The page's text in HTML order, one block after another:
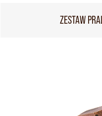
ZESTAW